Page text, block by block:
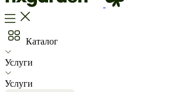
Каталог
Услуги
Услуги